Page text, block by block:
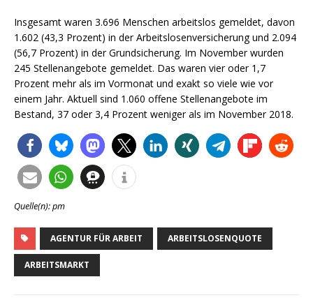
Insgesamt waren 3.696 Menschen arbeitslos gemeldet, davon
1.602 (43,3 Prozent) in der Arbeitslosenversicherung und 2.094
(56,7 Prozent) in der Grundsicherung. Im November wurden
245 Stellenangebote gemeldet. Das waren vier oder 1,7
Prozent mehr als im Vormonat und exakt so viele wie vor
einem Jahr. Aktuell sind 1.060 offene Stellenangebote im
Bestand, 37 oder 3,4 Prozent weniger als im November 2018.
Quelle(n): pm
AGENTUR FÜR ARBEIT ARBEITSLOSENQUOTE
ARBEITSMARKT